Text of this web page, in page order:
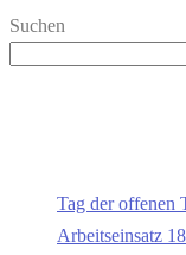
Suchen
Tag der offenen
Arbeitseinsatz